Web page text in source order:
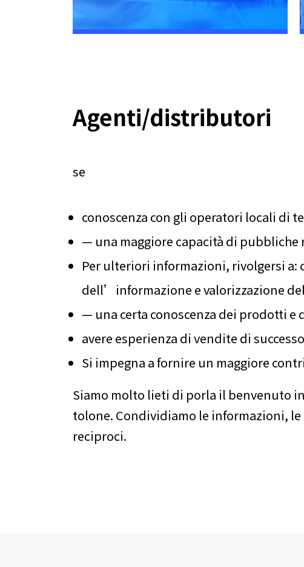
Agenti/distributori
se
conoscenza con gli operatori locali di
— una maggiore capacità di
Per ulteriori informazioni, rivolgersi a:
dell’informazione e valorizzazione
— una certa conoscenza dei prodotti e
avere esperienza di vendite di
Si impegna a fornire un maggiore
Siamo molto lieti di porla il benvenuto
tolone. Condividiamo le informazioni,
reciproci.